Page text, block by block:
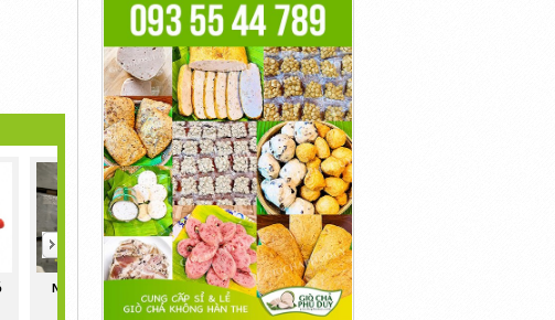
Nhà Màng Trồng Dưa
Lưới,trồng...
Màng Nhà Kính Politiv,nhà
Kính...
>